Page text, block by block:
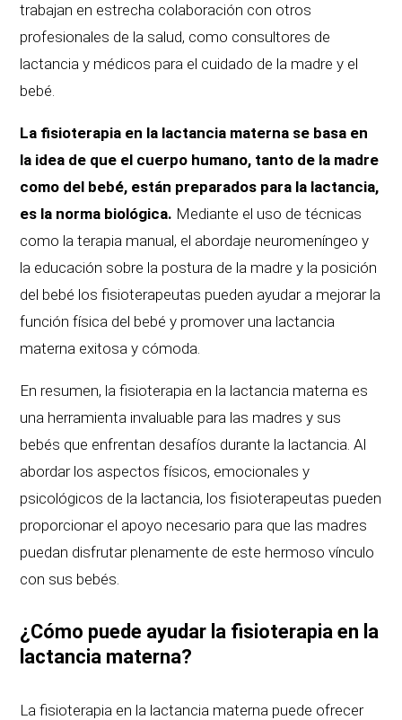
trabajan en estrecha colaboración con otros
profesionales de la salud, como consultores de
lactancia y médicos para el cuidado de la madre y el
bebé.
La fisioterapia en la lactancia materna se basa en
la idea de que el cuerpo humano, tanto de la madre
como del bebé, están preparados para la lactancia,
es la norma biológica. Mediante el uso de técnicas
como la terapia manual, el abordaje neuromeníngeo y
la educación sobre la postura de la madre y la posición
del bebé los fisioterapeutas pueden ayudar a mejorar la
función física del bebé y promover una lactancia
materna exitosa y cómoda.
En resumen, la fisioterapia en la lactancia materna es
una herramienta invaluable para las madres y sus
bebés que enfrentan desafíos durante la lactancia. Al
abordar los aspectos físicos, emocionales y
psicológicos de la lactancia, los fisioterapeutas pueden
proporcionar el apoyo necesario para que las madres
puedan disfrutar plenamente de este hermoso vínculo
con sus bebés.
¿Cómo puede ayudar la fisioterapia en la
lactancia materna?
La fisioterapia en la lactancia materna puede ofrecer